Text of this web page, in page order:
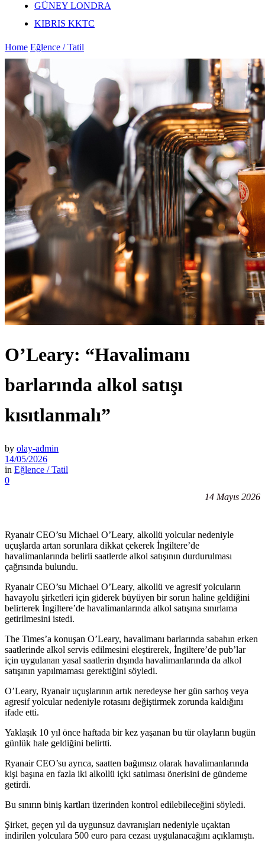
GÜNEY LONDRA
KIBRIS KKTC
Home Eğlence / Tatil
O’Leary: “Havalimanı
barlarında alkol satışı
kısıtlanmalı”
by olay-admin
14/05/2026
in Eğlence / Tatil
0
14 Mayıs 2026
Ryanair CEO’su Michael O’Leary, alkollü yolcular nedeniyle
uçuşlarda artan sorunlara dikkat çekerek İngiltere’de
havalimanlarında belirli saatlerde alkol satışının durdurulması
çağrısında bulundu.
Ryanair CEO’su Michael O’Leary, alkollü ve agresif yolcuların
havayolu şirketleri için giderek büyüyen bir sorun haline geldiğini
belirterek İngiltere’de havalimanlarında alkol satışına sınırlama
getirilmesini istedi.
The Times’a konuşan O’Leary, havalimanı barlarında sabahın erken
saatlerinde alkol servis edilmesini eleştirerek, İngiltere’de pub’lar
için uygulanan yasal saatlerin dışında havalimanlarında da alkol
satışının yapılmaması gerektiğini söyledi.
O’Leary, Ryanair uçuşlarının artık neredeyse her gün sarhoş veya
agresif yolcular nedeniyle rotasını değiştirmek zorunda kaldığını
ifade etti.
Yaklaşık 10 yıl önce haftada bir kez yaşanan bu tür olayların bugün
günlük hale geldiğini belirtti.
Ryanair CEO’su ayrıca, saatten bağımsız olarak havalimanlarında
kişi başına en fazla iki alkollü içki satılması önerisini de gündeme
getirdi.
Bu sınırın biniş kartları üzerinden kontrol edilebileceğini söyledi.
Şirket, geçen yıl da uygunsuz davranışları nedeniyle uçaktan
indirilen yolculara 500 euro para cezası uygulanacağını açıklamıştı.